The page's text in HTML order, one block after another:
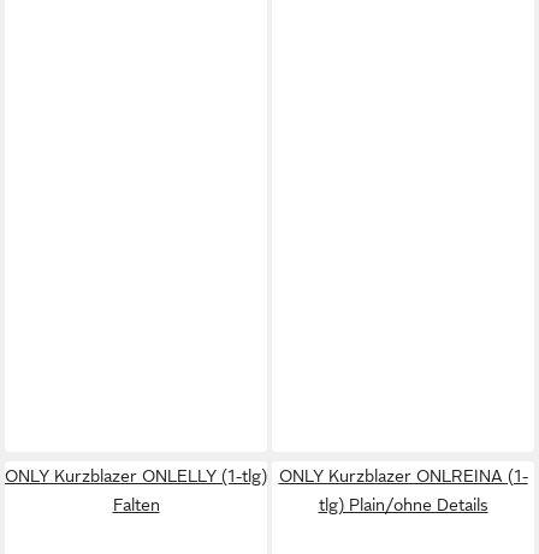
ONLY Kurzblazer ONLELLY (1-tlg)
Falten
ONLY Kurzblazer ONLREINA (1-
tlg) Plain/ohne Details